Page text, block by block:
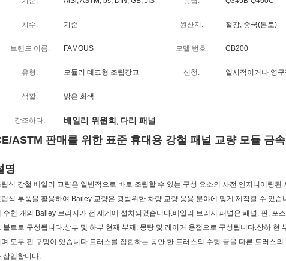
치수: 기준 원산지: 절강, 중국(본토)
브랜드 이름: FAMOUS 모델 번호: CB200
유형: 모듈러 데크형 조립강교 신청: 일시적이거나 영
색깔: 밝은 회색
강조하다: 베일리 위원회 , 다리 패널
ASTM 판매를 위한 표준 휴대용 강철 패널 교량 모듈 금
명
립식 강철 베일리 교량은 일반적으로 바로 조립할 수 있는 구성 요소의 사전 엔지니어링된
립식 부품을 활용하여 Bailey 교량은 광범위한 차량 교량 응용 분야에 맞게 제작할 수 있
수천 개의 Bailey 브리지가 전 세계에 설치되었습니다.베일리 브리지 패널은 패널, 핀, 포
볼트로 구성됩니다.상부 및 하부 현재 부재, 몽탕 및 레이커 용접으로 구성됩니다.상하 현
며 모두 핀 구멍이 있습니다.트러스를 접합하는 동안 한 트러스의 수형 끝을 다른 트러스
삽입합니다.